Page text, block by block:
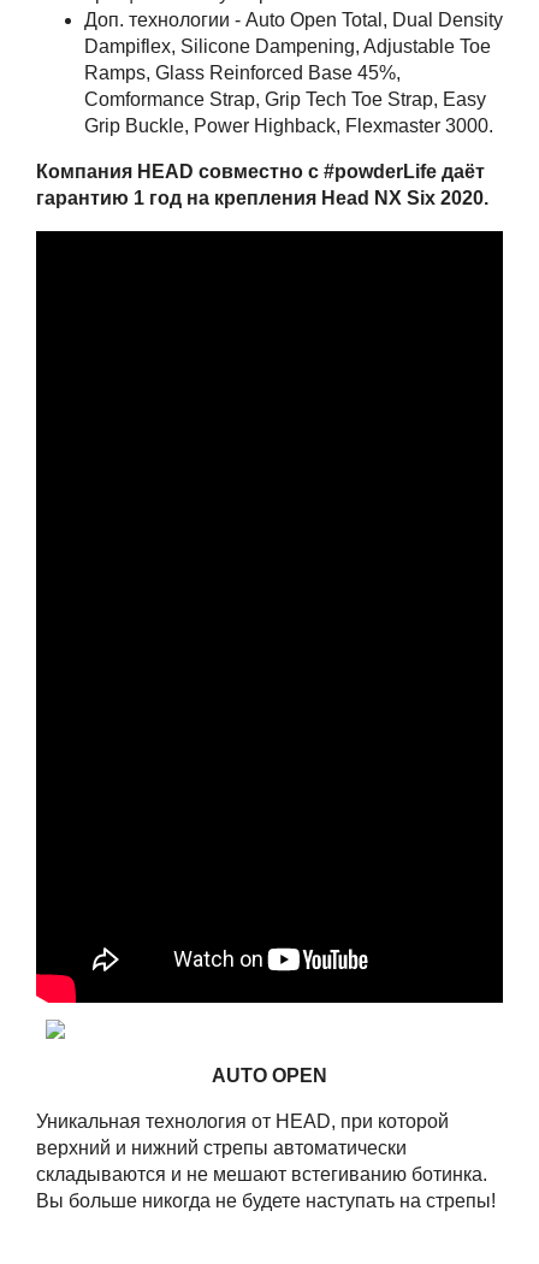
Доп. технологии - Auto Open Total, Dual Density
Dampiflex, Silicone Dampening, Adjustable Toe
Ramps, Glass Reinforced Base 45%,
Comformance Strap, Grip Tech Toe Strap, Easy
Grip Buckle, Power Highback, Flexmaster 3000.
Компания HEAD совместно с #powderLife даёт
гарантию 1 год на крепления Head NX Six 2020.
AUTO OPEN
Уникальная технология от HEAD, при которой
верхний и нижний стрепы автоматически
складываются и не мешают встегиванию ботинка.
Вы больше никогда не будете наступать на стрепы!